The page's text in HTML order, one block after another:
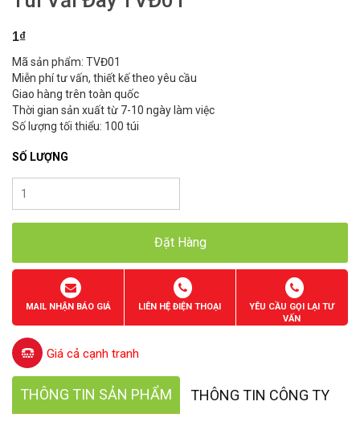
1₫
Mã sản phẩm: TVĐ01
Miễn phí tư vấn, thiết kế theo yêu cầu
Giao hàng trên toàn quốc
Thời gian sản xuất từ 7-10 ngày làm việc
Số lượng tối thiểu: 100 túi
SỐ LƯỢNG
Đặt Hàng
MAIL NHẬN BÁO GIÁ LIÊN HỆ ĐIỆN THOẠI
YÊU CẦU GỌI LẠI TƯ
VẤN
Giá cả cạnh tranh
THÔNG TIN SẢN PHẨM THÔNG TIN CÔNG TY